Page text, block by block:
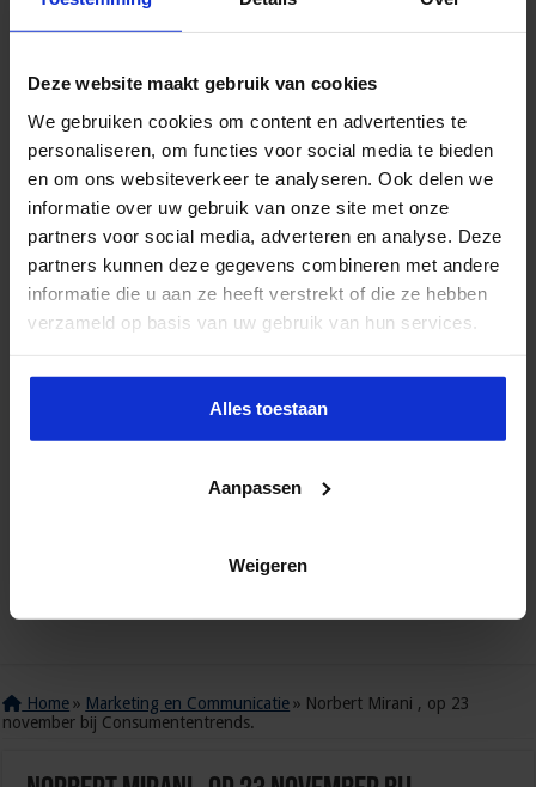
Deze website maakt gebruik van cookies
We gebruiken cookies om content en advertenties te
personaliseren, om functies voor social media te bieden
en om ons websiteverkeer te analyseren. Ook delen we
informatie over uw gebruik van onze site met onze
partners voor social media, adverteren en analyse. Deze
partners kunnen deze gegevens combineren met andere
informatie die u aan ze heeft verstrekt of die ze hebben
verzameld op basis van uw gebruik van hun services.
Alles toestaan
Aanpassen
Weigeren
Home » Marketing en Communicatie » Norbert Mirani , op 23
november bij Consumententrends.